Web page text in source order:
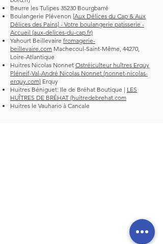
Beurre les Tulipes 35230 Bourgbarré
Boulangerie Plévenon [Aux Délices du Cap & Aux
Délices des Pains] - Votre boulangerie patisserie -
Accueil (aux-delices-du-cap.fr)
Yahourt Beillevaire fromagerie-
beillevaire.com Machecoul-Saint-Même, 44270,
Loire-Atlantique
Huitres Nicolas Nonnet Ostréiculteur huîtres Erquy
Pléneif-Val-André Nicolas Nonnet (nonnet-nicolas-
erquy.com) Erquy
Huitres Béniguet: Ile de Bréhat Boutique | LES
HUÎTRES DE BRÉHAT (huitredebrehat.com
Huitres le Vauhario à Cancale